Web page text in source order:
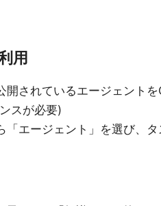
用
開されているエージェント
スが必要)
「エージェント」を選び、